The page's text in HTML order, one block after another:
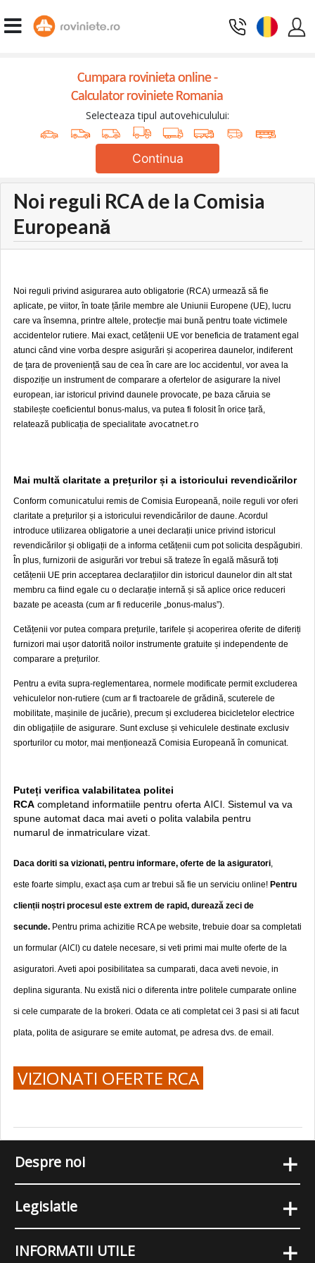
Cumpara rovinieta online -
Calculator roviniete Romania
Selecteaza tipul autovehiculului:
Continua
Noi reguli RCA de la Comisia
Europeană
Noi reguli privind asigurarea auto obligatorie (RCA) urmează să fie
aplicate, pe viitor, în toate țările membre ale Uniunii Europene (UE), lucru
care va însemna, printre altele, protecție mai bună pentru toate victimele
accidentelor rutiere. Mai exact, cetățenii UE vor beneficia de tratament egal
atunci când vine vorba despre asigurări și acoperirea daunelor, indiferent
de țara de proveniență sau de cea în care are loc accidentul, vor avea la
dispoziție un instrument de comparare a ofertelor de asigurare la nivel
european, iar istoricul privind daunele provocate, pe baza căruia se
stabilește coeficientul bonus-malus, va putea fi folosit în orice țară,
relatează publicația de specialitate avocatnet.ro
Mai multă claritate a prețurilor și a istoricului revendicărilor
Conform comunicatului remis de Comisia Europeană, noile reguli vor oferi
claritate a prețurilor și a istoricului revendicărilor de daune. Acordul
introduce utilizarea obligatorie a unei declarații unice privind istoricul
revendicărilor și obligații de a informa cetățenii cum pot solicita despăgubiri.
În plus, furnizorii de asigurări vor trebui să trateze în egală măsură toți
cetățenii UE prin acceptarea declarațiilor din istoricul daunelor din alt stat
membru ca fiind egale cu o declarație internă și să aplice orice reduceri
bazate pe aceasta (cum ar fi reducerile „bonus-malus”).
Cetățenii vor putea compara prețurile, tarifele și acoperirea oferite de diferiți
furnizori mai ușor datorită noilor instrumente gratuite și independente de
comparare a prețurilor.
Pentru a evita supra-reglementarea, normele modificate permit excluderea
vehiculelor non-rutiere (cum ar fi tractoarele de grădină, scuterele de
mobilitate, mașinile de jucărie), precum și excluderea bicicletelor electrice
din obligațiile de asigurare. Sunt excluse și vehiculele destinate exclusiv
sporturilor cu motor, mai menționează Comisia Europeană în comunicat.
Puteți verifica valabilitatea politei
RCA completand informatiile pentru oferta AICI . Sistemul va va
spune automat daca mai aveti o polita valabila pentru
numarul de inmatriculare vizat.
Daca doriti sa vizionati, pentru informare, oferte de la asiguratori,
este foarte simplu, exact așa cum ar trebui să fie un serviciu online! Pentru
clienții noștri procesul este extrem de rapid, durează zeci de
secunde.Pentru prima achizitie RCA pe website, trebuie doar sa completati
un formular (AICI) cu datele necesare, si veti primi mai multe oferte de la
asiguratori. Aveti apoi posibilitatea sa cumparati, daca aveti nevoie, in
deplina siguranta. Nu există nici o diferenta intre politele cumparate online
si cele cumparate de la brokeri. Odata ce ati completat cei 3 pasi si ati facut
plata, polita de asigurare se emite automat, pe adresa dvs. de email.
VIZIONATI OFERTE RCA
Despre noi +
Legislatie +
INFORMATII UTILE +